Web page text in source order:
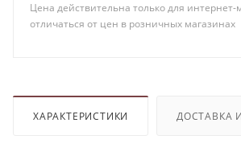
Цена действительна только для
отличаться от цен в розничных магазинах
ХАРАКТЕРИСТИКИ ДОСТАВКА